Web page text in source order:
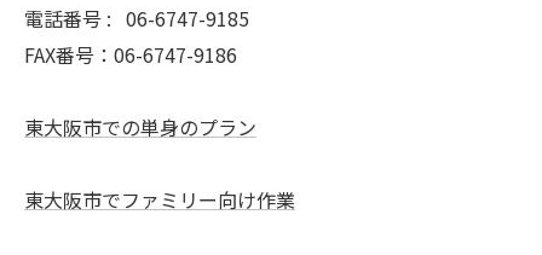
電話番号 : 06-6747-9185
FAX番号：06-6747-9186
東大阪市での単身のプラン
東大阪市でファミリー向け作業